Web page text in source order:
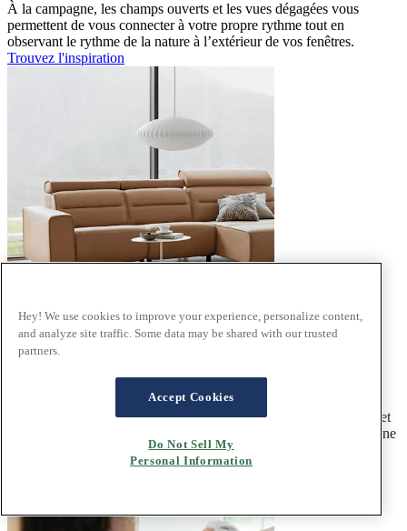
À la campagne, les champs ouverts et les vues dégagées vous
permettent de vous connecter à votre propre rythme tout en
observant le rythme de la nature à l’extérieur de vos fenêtres.
Trouvez l'inspiration
En Scandinavie, la nature et les éléments ont toujours été des
sources d’inspiration pour l’architecture, la décoration d’intérieur et
la communauté. Derrière les designs simples se cachent souvent une
Hey! We use cookies to improve your experience, personalize content,
and analyze site traffic. Some data may be shared with our trusted
partners.
Accept Cookies
Do Not Sell My
Personal Information